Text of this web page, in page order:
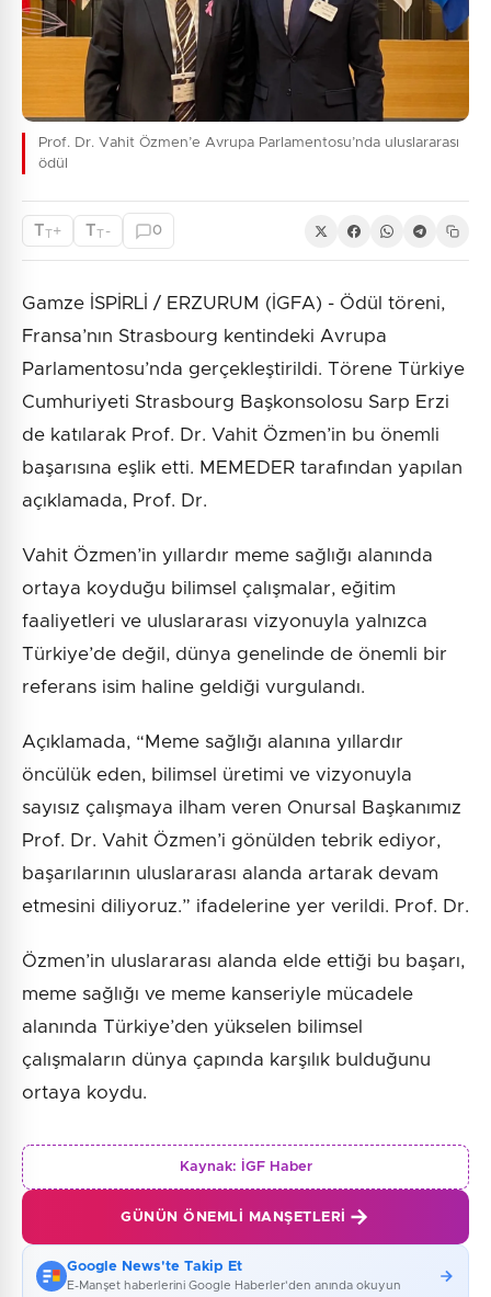
Prof. Dr. Vahit Özmen’e Avrupa Parlamentosu’nda uluslararası
ödül
TT+ TT - 0
Gamze İSPİRLİ / ERZURUM (İGFA) - Ödül töreni,
Fransa’nın Strasbourg kentindeki Avrupa
Parlamentosu’nda gerçekleştirildi. Törene Türkiye
Cumhuriyeti Strasbourg Başkonsolosu Sarp Erzi
de katılarak Prof. Dr. Vahit Özmen’in bu önemli
başarısına eşlik etti. MEMEDER tarafından yapılan
açıklamada, Prof. Dr.
Vahit Özmen’in yıllardır meme sağlığı alanında
ortaya koyduğu bilimsel çalışmalar, eğitim
faaliyetleri ve uluslararası vizyonuyla yalnızca
Türkiye’de değil, dünya genelinde de önemli bir
referans isim haline geldiği vurgulandı.
Açıklamada, “Meme sağlığı alanına yıllardır
öncülük eden, bilimsel üretimi ve vizyonuyla
sayısız çalışmaya ilham veren Onursal Başkanımız
Prof. Dr. Vahit Özmen’i gönülden tebrik ediyor,
başarılarının uluslararası alanda artarak devam
etmesini diliyoruz.” ifadelerine yer verildi. Prof. Dr.
Özmen’in uluslararası alanda elde ettiği bu başarı,
meme sağlığı ve meme kanseriyle mücadele
alanında Türkiye’den yükselen bilimsel
çalışmaların dünya çapında karşılık bulduğunu
ortaya koydu.
Kaynak: İGF Haber
GÜNÜN ÖNEMLI MANŞETLERI
Google News'te Takip Et
E-Manşet haberlerini Google Haberler'den anında okuyun